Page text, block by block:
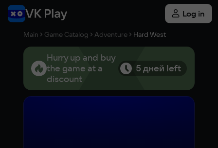
Log in
Main Game Catalog Adventure Hard West
Hurry up and buy
the game at a
discount
5 дней left